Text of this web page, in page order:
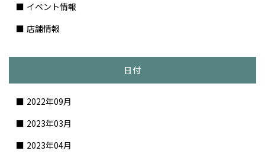
イベント情報
店舗情報
日付
2022年09月
2023年03月
2023年04月